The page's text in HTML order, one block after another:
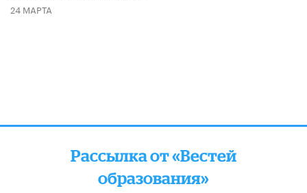
24 МАРТА
Рассылка от «Вестей
образования»